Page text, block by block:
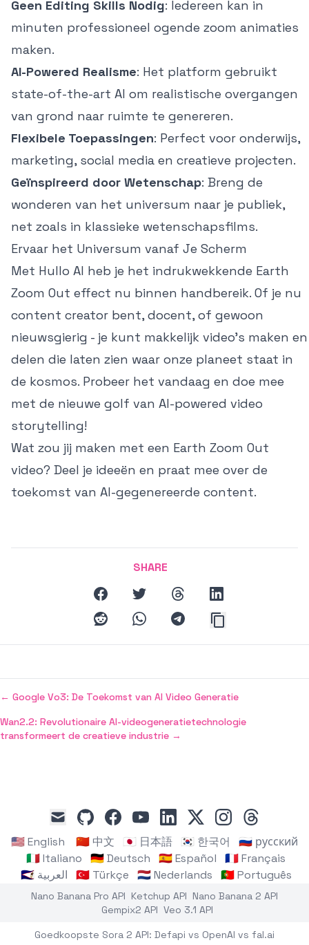
Geen Editing Skills Nodig: Iedereen kan in
minuten professioneel ogende zoom animaties
maken.
AI-Powered Realisme: Het platform gebruikt
state-of-the-art AI om realistische overgangen
van grond naar ruimte te genereren.
Flexibele Toepassingen: Perfect voor onderwijs,
marketing, social media en creatieve projecten.
Geïnspireerd door Wetenschap: Breng de
wonderen van het universum naar je publiek,
net zoals in klassieke wetenschapsfilms.
Ervaar het Universum vanaf Je Scherm
Met Hullo AI heb je het indrukwekkende Earth
Zoom Out effect nu binnen handbereik. Of je nu
content creator bent, docent, of gewoon
nieuwsgierig - je kunt makkelijk video's maken en
delen die laten zien waar onze planeet staat in
de kosmos. Probeer het vandaag en doe mee
met de nieuwe golf van AI-powered video
storytelling!
Wat zou jij maken met een Earth Zoom Out
video? Deel je ideeën en praat mee over de
toekomst van AI-gegenereerde content.
SHARE
facebooktwitter threads
linkedin
reddit
whatsapptelegram
← Google Vo3: De Toekomst van AI Video Generatie
Wan2.2: Revolutionaire AI-videogeneratietechnologie
transformeert de creatieve industrie →
mail
githubfacebookyoutubelinkedin
x instagramthreads
🇺🇸 English 🇨🇳 中文 🇯🇵 日本語 🇰🇷 한국어
🇷🇺 русский
🇮🇹 Italiano
🇩🇪 Deutsch 🇪🇸 Español
🇫🇷 Français
🇸🇦 العربية
🇹🇷 Türkçe 🇳🇱 Nederlands 🇵🇹 Português
Nano Banana Pro API Ketchup API Nano Banana 2 API
Gempix2 API Veo 3.1 API
Goedkoopste Sora 2 API: Defapi vs OpenAI vs fal.ai